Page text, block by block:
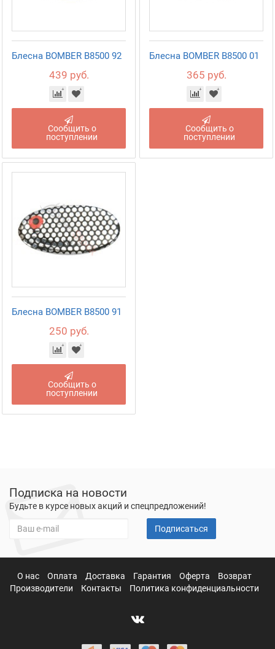
Блесна BOMBER B8500 92
439 руб.
Сообщить о
поступлении
Блесна BOMBER B8500 01
365 руб.
Сообщить о
поступлении
Блесна BOMBER B8500 91
250 руб.
Сообщить о
поступлении
Подписка на новости
Будьте в курсе новых акций и спецпредложений!
Подписаться
О нас Оплата Доставка Гарантия Оферта
Возврат
Производители
Контакты Политика конфиденциальности